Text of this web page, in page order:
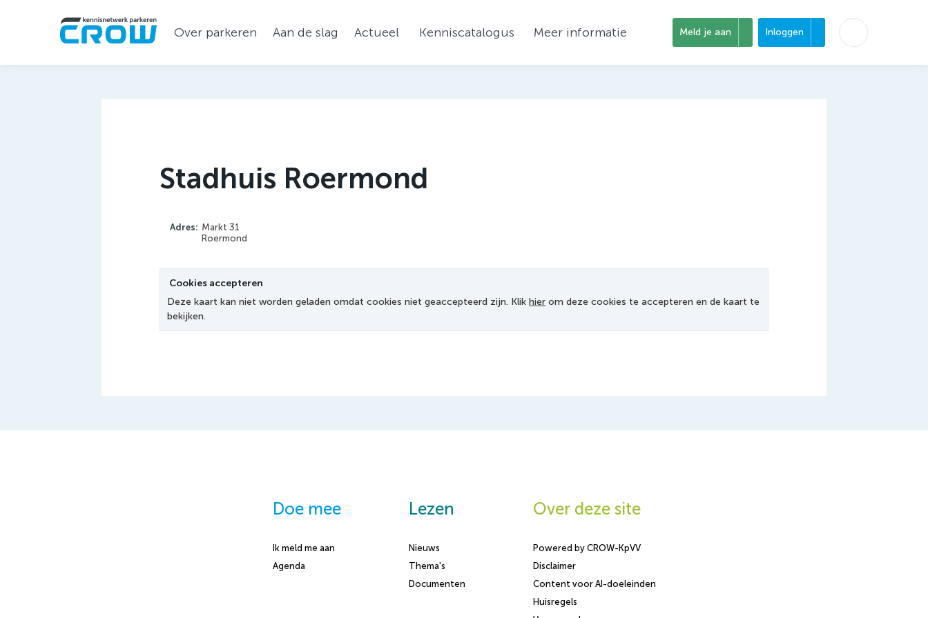
Over parkeren Aan de slag Actueel Kenniscatalogus Meer informatie Meld je aan Inloggen
Stadhuis Roermond
Adres: Markt 31
Roermond
Cookies accepteren
Deze kaart kan niet worden geladen omdat cookies niet geaccepteerd zijn. Klik hier om deze cookies te accepteren en de kaart te
bekijken.
Doe mee
Ik meld me aan
Agenda
Lezen
Nieuws
Thema's
Documenten
Over deze site
Powered by CROW-KpVV
Disclaimer
Content voor AI-doeleinden
Huisregels